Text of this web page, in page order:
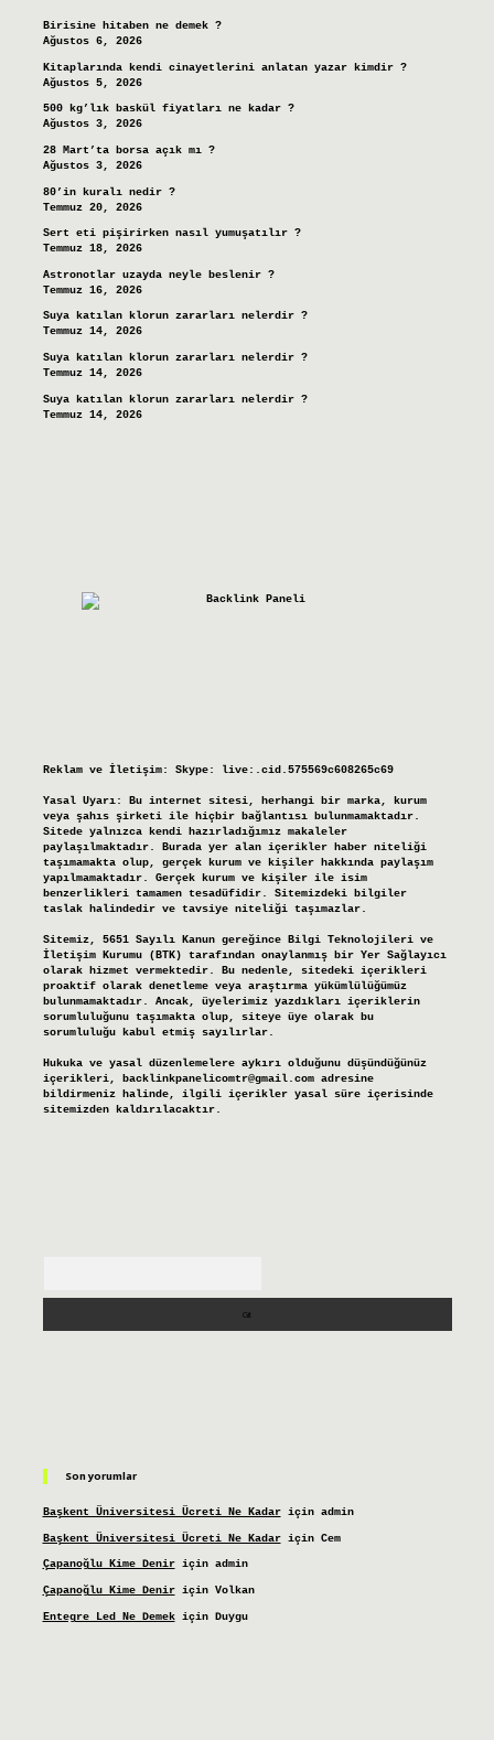
Birisine hitaben ne demek ?
Ağustos 6, 2026
Kitaplarında kendi cinayetlerini anlatan yazar kimdir ?
Ağustos 5, 2026
500 kg’lık baskül fiyatları ne kadar ?
Ağustos 3, 2026
28 Mart’ta borsa açık mı ?
Ağustos 3, 2026
80’in kuralı nedir ?
Temmuz 20, 2026
Sert eti pişirirken nasıl yumuşatılır ?
Temmuz 18, 2026
Astronotlar uzayda neyle beslenir ?
Temmuz 16, 2026
Suya katılan klorun zararları nelerdir ?
Temmuz 14, 2026
Suya katılan klorun zararları nelerdir ?
Temmuz 14, 2026
Suya katılan klorun zararları nelerdir ?
Temmuz 14, 2026
Reklam ve İletişim: Skype: live:.cid.575569c608265c69
Yasal Uyarı:
Bu internet sitesi, herhangi bir marka, kurum
veya şahıs şirketi ile hiçbir bağlantısı bulunmamaktadır.
Sitede yalnızca kendi hazırladığımız makaleler
paylaşılmaktadır. Burada yer alan içerikler haber niteliği
taşımamakta olup, gerçek kurum ve kişiler hakkında paylaşım
yapılmamaktadır. Gerçek kurum ve kişiler ile isim
benzerlikleri tamamen tesadüfidir. Sitemizdeki bilgiler
taslak halindedir ve tavsiye niteliği taşımazlar.
Sitemiz, 5651 Sayılı Kanun gereğince Bilgi Teknolojileri ve
İletişim Kurumu (BTK) tarafından onaylanmış bir Yer Sağlayıcı
olarak hizmet vermektedir. Bu nedenle, sitedeki içerikleri
proaktif olarak denetleme veya araştırma yükümlülüğümüz
bulunmamaktadır. Ancak, üyelerimiz yazdıkları içeriklerin
sorumluluğunu taşımakta olup, siteye üye olarak bu
sorumluluğu kabul etmiş sayılırlar.
Hukuka ve yasal düzenlemelere aykırı olduğunu düşündüğünüz
içerikleri, backlinkpanelicomtr@gmail.comadresine
bildirmeniz halinde, ilgili içerikler yasal süre içerisinde
sitemizden kaldırılacaktır.
Son yorumlar
Başkent Üniversitesi Ücreti Ne Kadariçin admin
Başkent Üniversitesi Ücreti Ne Kadariçin Cem
Çapanoğlu Kime Deniriçin admin
Çapanoğlu Kime Deniriçin Volkan
Entegre Led Ne Demekiçin Duygu